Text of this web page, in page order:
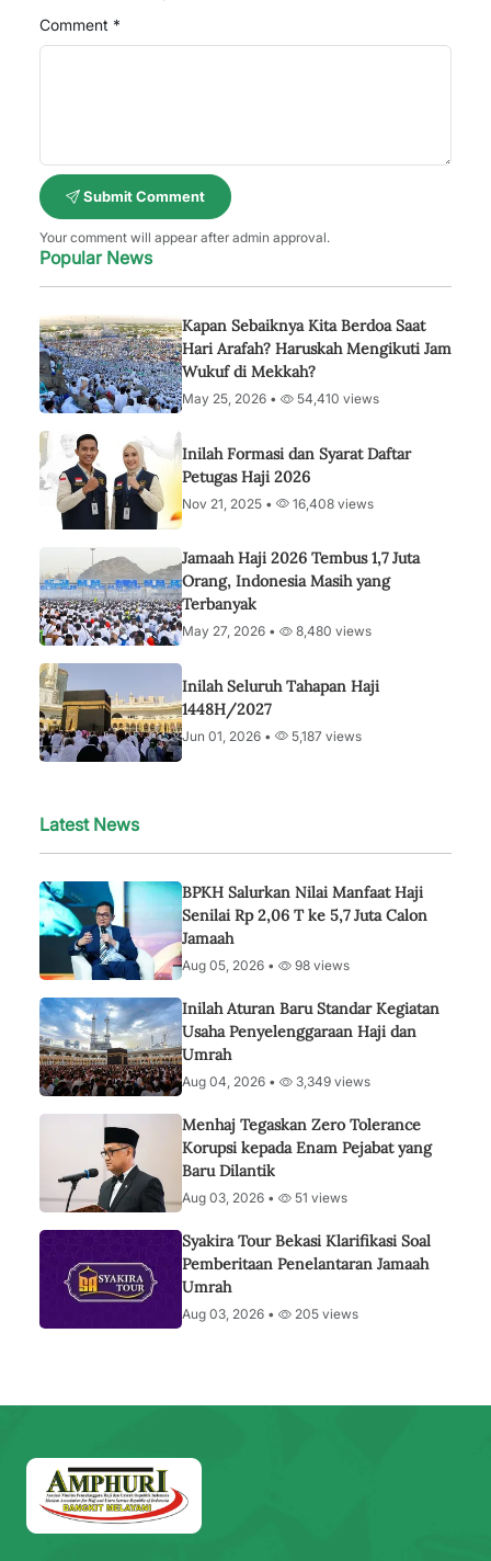
Comment *
Submit Comment
Your comment will appear after admin approval.
Popular News
Kapan Sebaiknya Kita Berdoa Saat
Hari Arafah? Haruskah Mengikuti Jam
Wukuf di Mekkah?
May 25, 2026 • 54,410 views
Inilah Formasi dan Syarat Daftar
Petugas Haji 2026
Nov 21, 2025 • 16,408 views
Jamaah Haji 2026 Tembus 1,7 Juta
Orang, Indonesia Masih yang
Terbanyak
May 27, 2026 • 8,480 views
Inilah Seluruh Tahapan Haji
1448H/2027
Jun 01, 2026 • 5,187 views
Latest News
BPKH Salurkan Nilai Manfaat Haji
Senilai Rp 2,06 T ke 5,7 Juta Calon
Jamaah
Aug 05, 2026 • 98 views
Inilah Aturan Baru Standar Kegiatan
Usaha Penyelenggaraan Haji dan
Umrah
Aug 04, 2026 • 3,349 views
Menhaj Tegaskan Zero Tolerance
Korupsi kepada Enam Pejabat yang
Baru Dilantik
Aug 03, 2026 • 51 views
Syakira Tour Bekasi Klarifikasi Soal
Pemberitaan Penelantaran Jamaah
Umrah
Aug 03, 2026 • 205 views